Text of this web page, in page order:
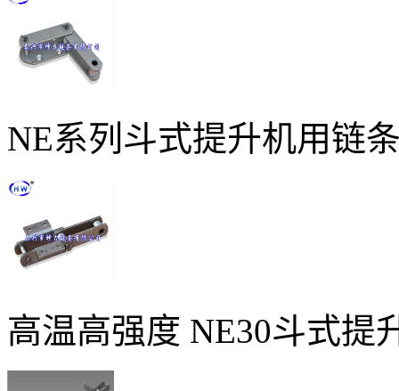
NE系列斗式提升机用链
高温高强度 NE30斗式提